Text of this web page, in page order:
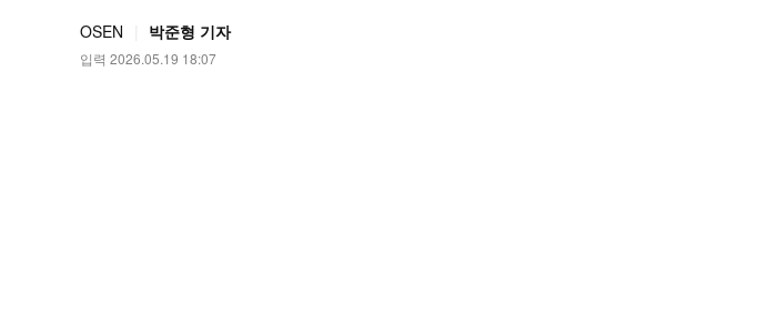
OSEN 박준형 기자
입력 2026.05.19 18:07